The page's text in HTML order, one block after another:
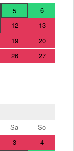
5
6
12
13
19
20
26
27
Sa
So
3
4